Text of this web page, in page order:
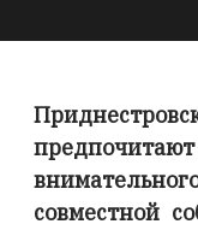
предпочитают
совместной